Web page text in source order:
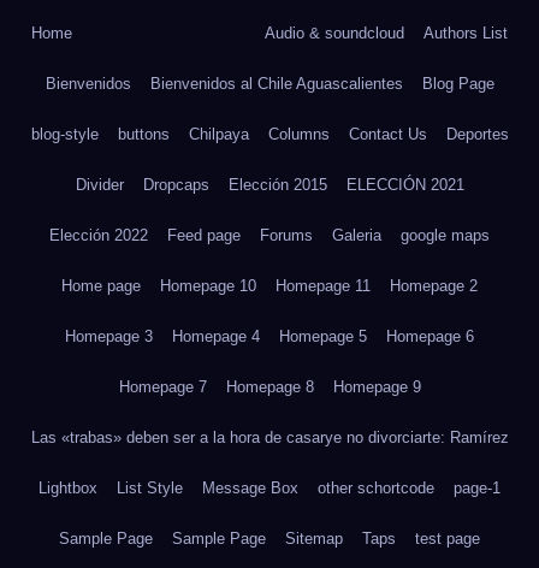
Home Audio & soundcloud Authors List
Bienvenidos Bienvenidos al Chile Aguascalientes Blog Page
blog-style buttons Chilpaya Columns Contact Us Deportes
Divider Dropcaps Elección 2015 ELECCIÓN 2021
Elección 2022 Feed page Forums Galeria google maps
Home page Homepage 10 Homepage 11 Homepage 2
Homepage 3 Homepage 4 Homepage 5 Homepage 6
Homepage 7 Homepage 8 Homepage 9
Las «trabas» deben ser a la hora de casarye no divorciarte: Ramírez
Lightbox List Style Message Box other schortcode page-1
Sample Page Sample Page Sitemap Taps test page